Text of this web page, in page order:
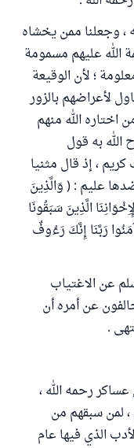
، وجعلنا ممن يخشاه
الله عليهم مسمومة
؛ لأن الوقيعة
لأعراضهم بالزور
اختاره الله منهم
الله به قول
، إذ قال مثنيا
عليم : ( وَالَّذِينَ
الَّذِينَ سَبَقُونَا
رَبَّنَا إِنَّكَ رَءُوفٌ
عن الاغتياب
عن أمره أن
.
عساكر رحمه الله ،
، لمن سبقهم من
الذي فيها عام